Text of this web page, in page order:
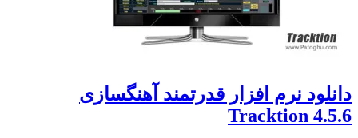
دانلود نرم افزار قدرتمند آهنگسازی
Tracktion 4.5.6